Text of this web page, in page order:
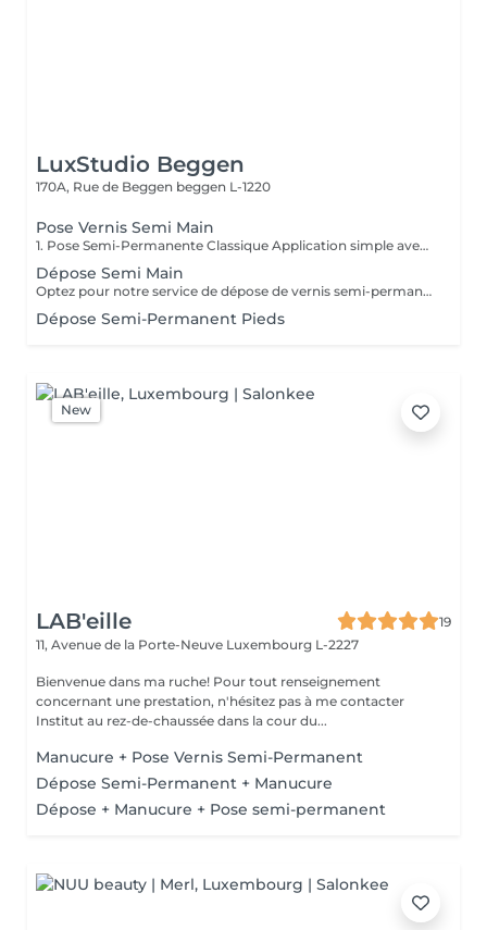
LuxStudio Beggen
170A, Rue de Beggen beggen L-1220
Pose Vernis Semi Main
1. Pose Semi-Permanente Classique Application simple avec une fine couche de base. Idéale pour celles qui souhaitent de la couleur, de la brillance et un léger renfort. Tenue moyenne 2 semaines. 2. Pose Semi + Renfort Combinaison d'une base classique avec une couche de renfort. Offre une meilleure résistance que le semi-permanent classique, parfaite pour les ongles naturels. Moyenne Tenue de 2 à 3 semaines. 3. Pose Semi + Fiber Ultra Base classique combinée à un gel enrichi en fibres, idéale pour les ongles fragiles ou nécessitant un renforcement supplémentaire. Tenue Moyenne 3 à 4 semaines.
Dépose Semi Main
Optez pour notre service de dépose de vernis semi-permanent avec 4 options adaptées à vos besoins : 1. Dépose simple : Retrait de l'ancien vernis semi-permanent.
Dépose Semi-Permanent Pieds
New
LAB'eille
19
11, Avenue de la Porte-Neuve Luxembourg L-2227
Bienvenue dans ma ruche! Pour tout renseignement
concernant une prestation, n'hésitez pas à me contacter
Institut au rez-de-chaussée dans la cour du...
Manucure + Pose Vernis Semi-Permanent
Dépose Semi-Permanent + Manucure
Dépose + Manucure + Pose semi-permanent